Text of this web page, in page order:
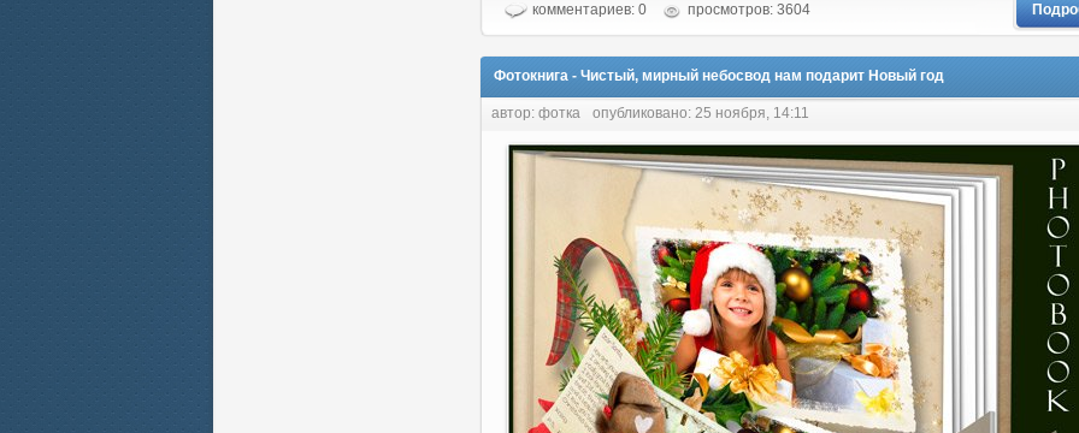
комментариев: 0 просмотров: 3604
Фотокнига - Чистый, мирный небосвод нам подарит Новый год
автор: фотка опубликовано: 25 ноября, 14:11